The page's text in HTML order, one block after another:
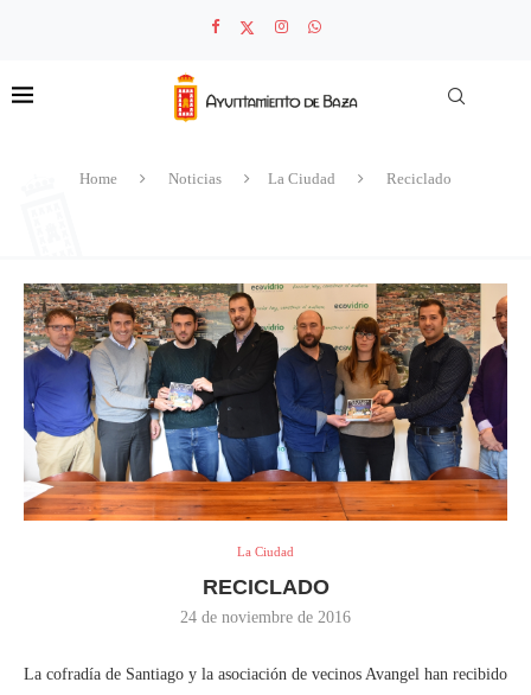
Home Noticias La Ciudad Reciclado
La Ciudad
RECICLADO
24 de noviembre de 2016
La cofradía de Santiago y la asociación de vecinos Avangel han recibido